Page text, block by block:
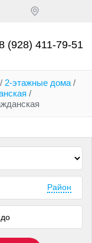
(928) 411-79-51
/ 2-этажные дома /
/
Район